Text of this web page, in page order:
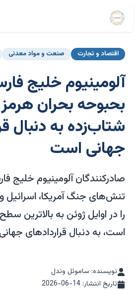
اقتصاد و تجارت صنعت و مواد معدنی
آلومینیوم خلیج
بحبوحه بحران
شتاب‌زده به دنبال
جهانی است
صادرکنندگان آلومینیوم خلیج
تنش‌های جنگ آمریکا، اسرائیل
را در اوایل ژوئن به بالاترین
است، به دنبال قراردادهای
نویسنده: ساموئل وندل
تاریخ انتشار: 2026-06-14